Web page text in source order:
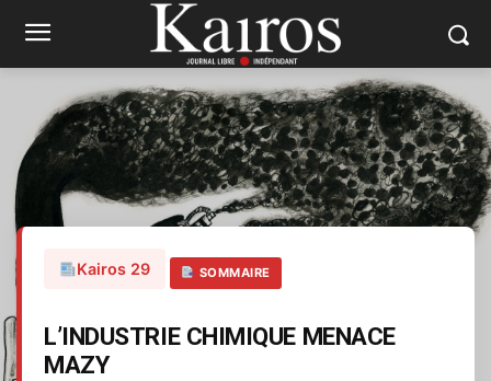
Kairos 29 SOMMAIRE
L’INDUSTRIE CHIMIQUE MENACE
MAZY